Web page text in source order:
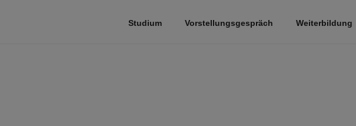
Studium Vorstellungsgespräch Weiterbildung